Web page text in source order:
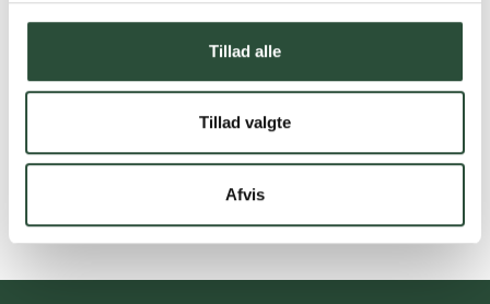
Tillad alle
Tillad valgte
Afvis